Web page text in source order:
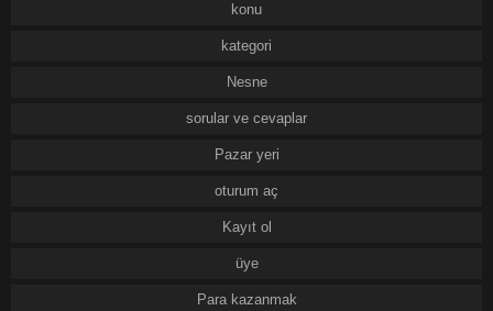
konu
kategori
Nesne
sorular ve cevaplar
Pazar yeri
oturum aç
Kayıt ol
üye
Para kazanmak